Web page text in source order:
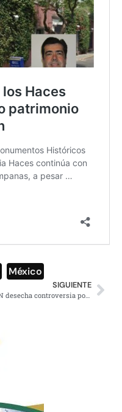
México
SIGUIENTE
SCJN desecha controversia por el desafuero de García Cabeza de Vaca